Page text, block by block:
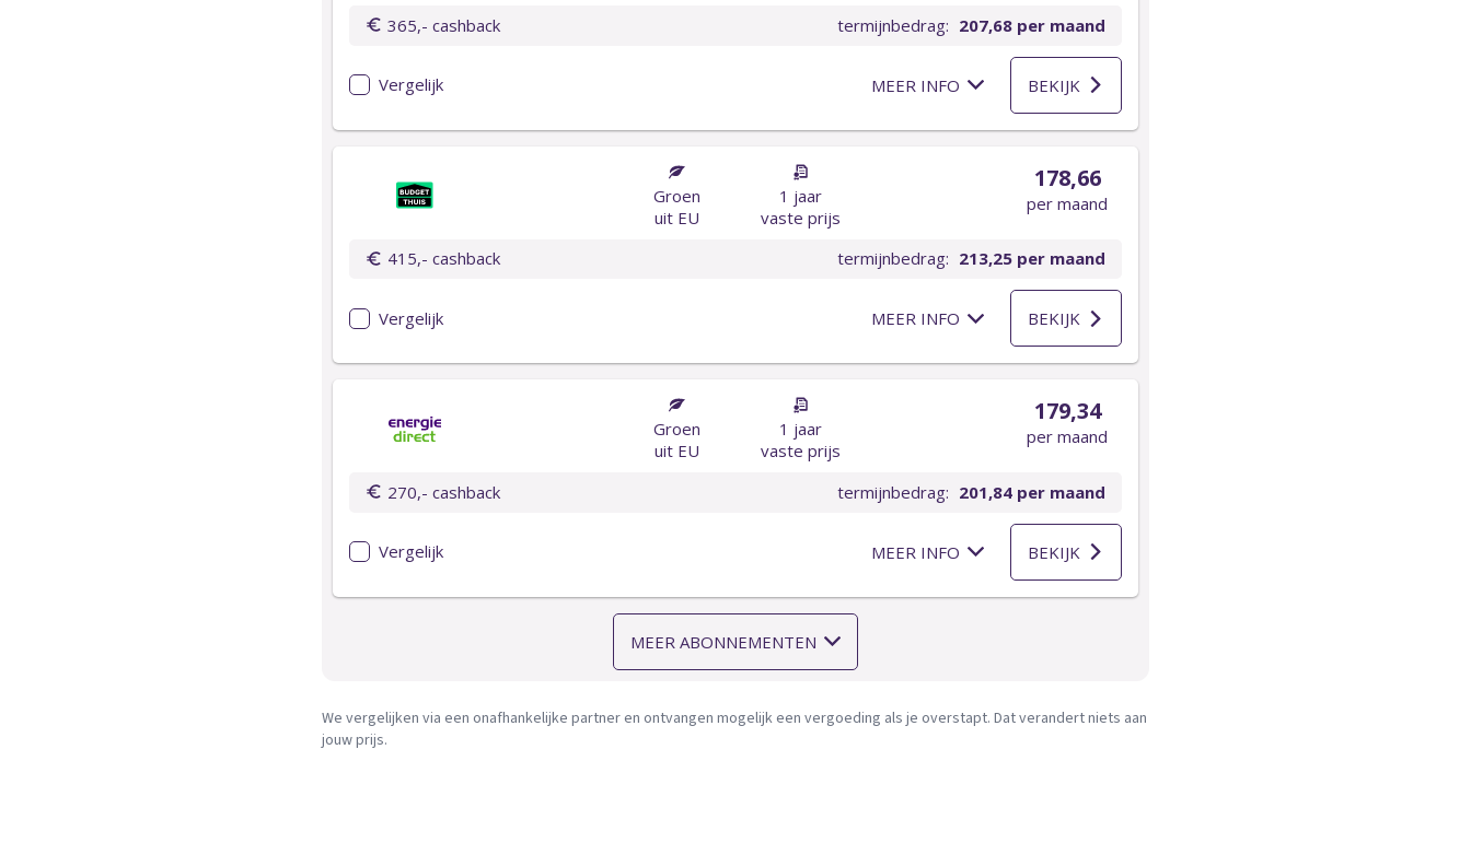
We vergelijken via een onafhankelijke partner en ontvangen mogelijk een vergoeding als je overstapt. Dat verandert niets aan
jouw prijs.